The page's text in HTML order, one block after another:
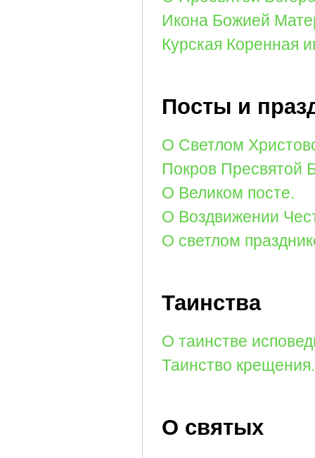
Икона Божией
Курская Коренная
Посты и
О Светлом
Покров Пресвятой
О Великом посте.
О Воздвижении
О светлом
Таинства
О таинстве
Таинство крещения.
О святых